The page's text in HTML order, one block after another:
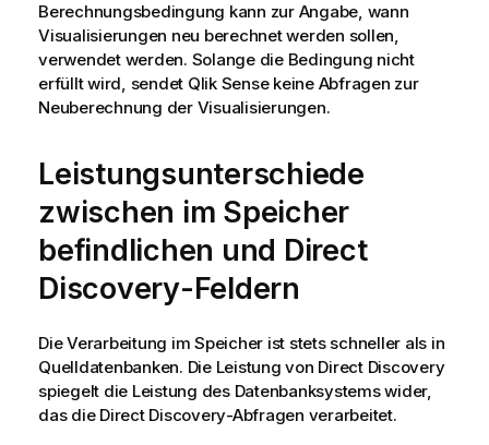
Berechnungsbedingung kann zur Angabe, wann
Visualisierungen neu berechnet werden sollen,
verwendet werden. Solange die Bedingung nicht
erfüllt wird, sendet Qlik Sensekeine Abfragen zur
Neuberechnung der Visualisierungen.
Leistungsunterschiede
zwischen im Speicher
befindlichen und Direct
Discovery-Feldern
Die Verarbeitung im Speicher ist stets schneller als in
Quelldatenbanken. Die Leistung von Direct Discovery
spiegelt die Leistung des Datenbanksystems wider,
das die Direct Discovery-Abfragen verarbeitet.